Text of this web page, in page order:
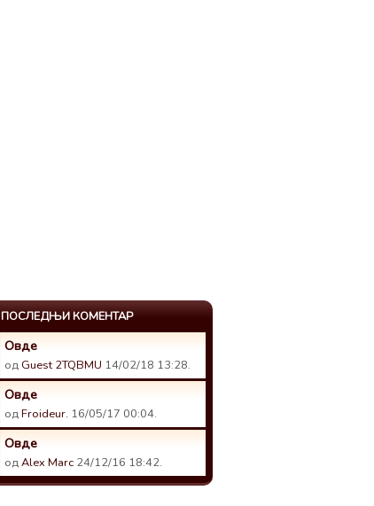
ПОСЛЕДЊИ КОМЕНТАР
Овде
од Guest 2TQBMU 14/02/18 13:28.
Овде
одFroideur. 16/05/17 00:04.
Овде
одAlex Marc 24/12/16 18:42.